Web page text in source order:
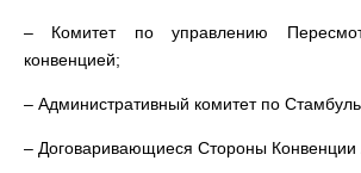
– Комитет по управлению
конвенцией;
– Административный комитет по
– Договаривающиеся Стороны Конвенции